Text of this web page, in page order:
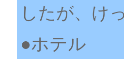
したが、け
●ホテル